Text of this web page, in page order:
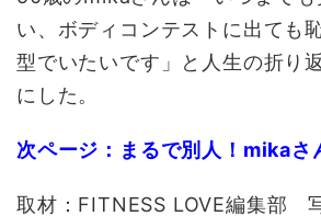
い、ボディコンテストに出ても
型でいたいです」と人生の折り
にした。
次ページ：まるで別人！mikaさ
取材：FITNESS LOVE編集部